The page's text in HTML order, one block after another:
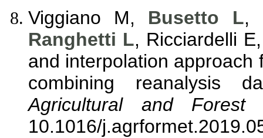
Viggiano M, Busetto L,
Ranghetti L, Ricciardelli
and interpolation
combining reanalysis
Agricultural and Forest
10.1016/